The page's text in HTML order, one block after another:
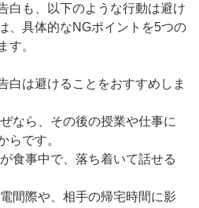
白も、以下のような行動は避け
、具体的なNGポイントを5つの
す。
白は避けることをおすすめしま
なら、その後の授業や仕事に
らです。
食事中で、落ち着いて話せる
間際や、相手の帰宅時間に影